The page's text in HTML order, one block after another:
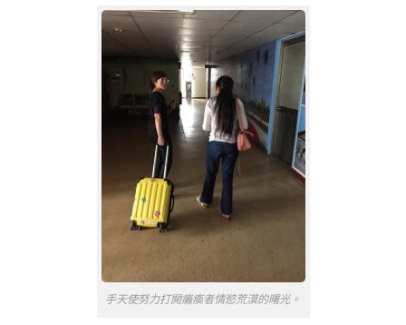
手天使努力打開癱瘓者情慾荒漠的曙光。